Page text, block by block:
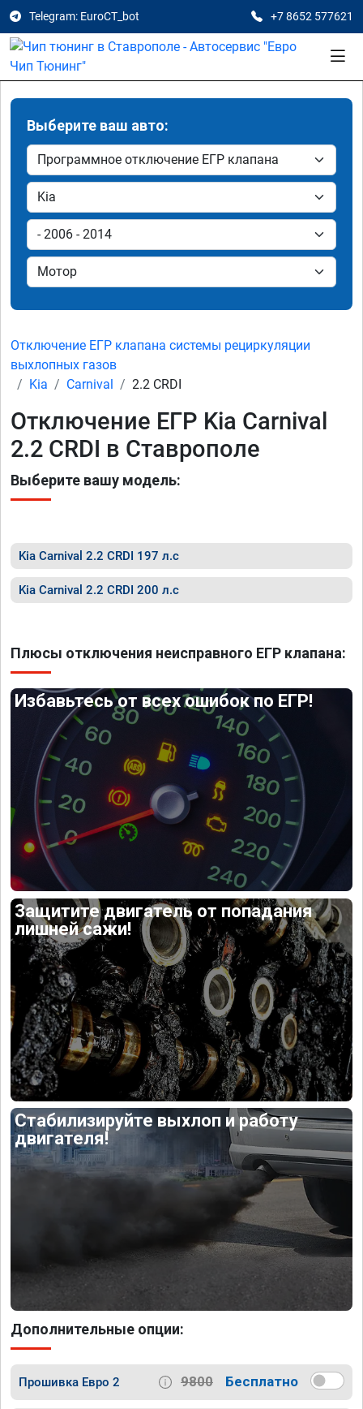
Telegram: EuroCT_bot +7 8652 577621
Выберите ваш авто:
Отключение ЕГР клапана системы рециркуляции
выхлопных газов
Kia
Carnival 2.2 CRDI
Отключение ЕГР Kia Carnival
2.2 CRDI в Ставрополе
Выберите вашу модель:
Kia Carnival 2.2 CRDI 197 л.с
Kia Carnival 2.2 CRDI 200 л.с
Плюсы отключения неисправного ЕГР клапана:
Избавьтесь от всех ошибок по ЕГР!
Защитите двигатель от попадания
лишней сажи!
Стабилизируйте выхлоп и работу
двигателя!
Дополнительные опции:
Прошивка Евро 2 9800 Бесплатно